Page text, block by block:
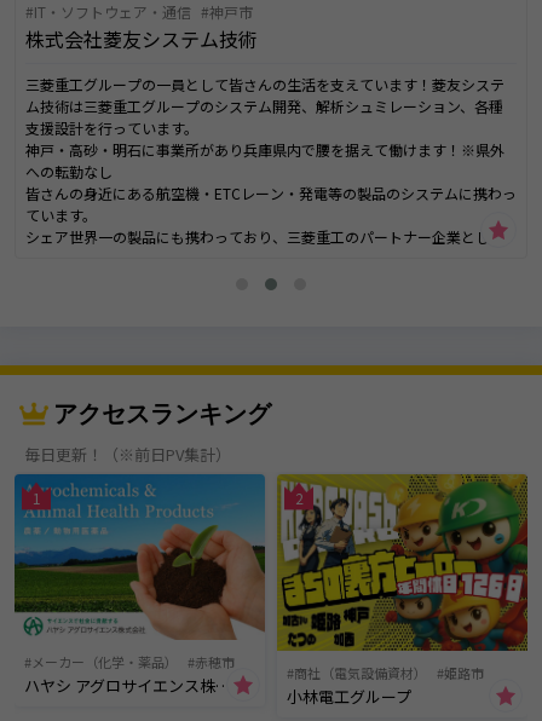
IT・ソフトウェア・通信 神戸市
株式会社菱友システム技術
三菱重工グループの一員として皆さんの生活を支えています！菱友システ
ム技術は三菱重工グループのシステム開発、解析シュミレーション、各種
支援設計を行っています。
神戸・高砂・明石に事業所があり兵庫県内で腰を据えて働けます！※県外
への転勤なし
皆さんの身近にある航空機・ETCレーン・発電等の製品のシステムに携わっ
ています。
シェア世界一の製品にも携わっており、三菱重工のパートナー企業として
世界レベルの技術を肌で感じることができ
アクセスランキング
毎日更新！（※前日PV集計）
1
メーカー（化学・薬品） 赤穂市
ハヤシ アグロサイエンス株式会社
2
商社（電気設備資材） 姫路市
小林電工グループ